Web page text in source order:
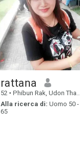
rattana
52 • Phibun Rak, Udon Thani, Thailandia
Alla ricerca di: Uomo 50 -
65